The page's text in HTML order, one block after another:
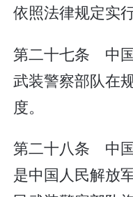
依照法律规定实
第二十七条 中
武装警察部队在
度。
第二十八条 中
是中国人民解放